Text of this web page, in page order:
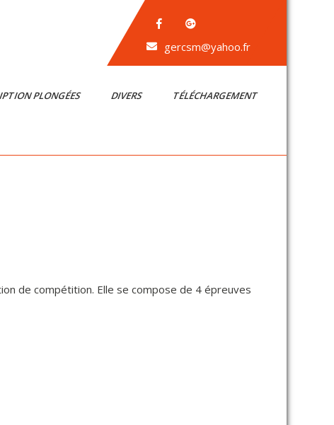
gercsm@yahoo.fr
PLONGÉES DIVERS TÉLÉCHARGEMENT
de compétition. Elle se compose de 4 épreuves